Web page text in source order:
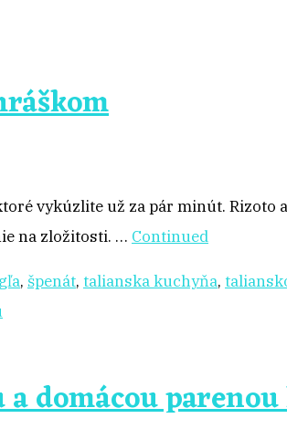
vykúzlite už za pár minút.
na zložitosti. … Continued
, špenát, talianska kuchyňa,
domácou